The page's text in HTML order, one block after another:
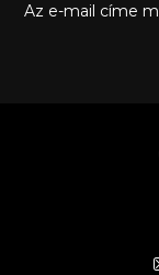
Az e-mail címe